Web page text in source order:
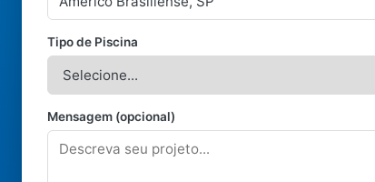
Tipo de Piscina
Mensagem (opcional)